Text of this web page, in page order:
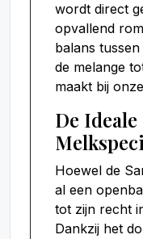
wordt direct
opvallend
balans
de melange
maakt bij
De
Hoewel de
al een
tot zijn recht
Dankzij het